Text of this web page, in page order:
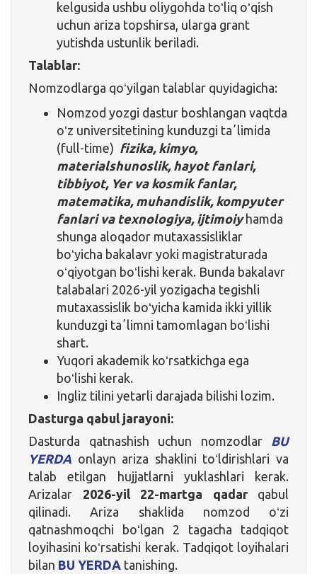
kelgusida ushbu oliygohda toʻliq oʻqish
uchun ariza topshirsa, ularga grant
yutishda ustunlik beriladi.
Talablar:
Nomzodlarga qoʻyilgan talablar quyidagicha:
Nomzod yozgi dastur boshlangan vaqtda
oʻz universitetining kunduzgi taʼlimida
(full-time) fizika, kimyo,
materialshunoslik, hayot fanlari,
tibbiyot, Yer va kosmik fanlar,
matematika, muhandislik, kompyuter
fanlari va texnologiya, ijtimoiyhamda
shunga aloqador mutaxassisliklar
boʻyicha bakalavr yoki magistraturada
oʻqiyotgan boʻlishi kerak. Bunda bakalavr
talabalari 2026-yil yozigacha tegishli
mutaxassislik boʻyicha kamida ikki yillik
kunduzgi taʼlimni tamomlagan boʻlishi
shart.
Yuqori akademik koʻrsatkichga ega
boʻlishi kerak.
Ingliz tilini yetarli darajada bilishi lozim.
Dasturga qabul jarayoni:
Dasturda qatnashish uchun nomzodlarBU
YERDA onlayn ariza shaklini toʻldirishlari va
talab etilgan hujjatlarni yuklashlari kerak.
Arizalar 2026-yil 22-martga qadar qabul
qilinadi. Ariza shaklida nomzod oʻzi
qatnashmoqchi boʻlgan 2 tagacha tadqiqot
loyihasini koʻrsatishi kerak. Tadqiqot loyihalari
bilan BU YERDA tanishing.